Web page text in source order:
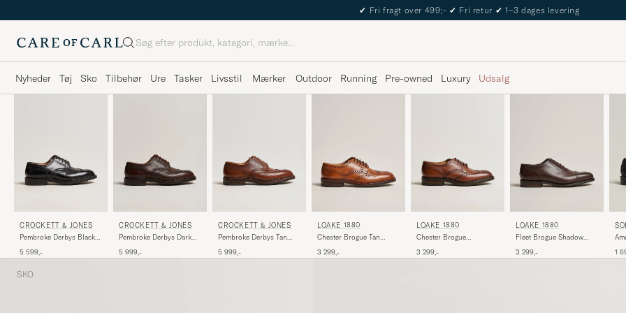
✔ Fri fragt over 499;- ✔ Fri retur ✔ 1–3 dages levering
Søg
Nyheder Tøj Sko Tilbehør Ure Tasker Livsstil Mærker Outdoor Running Pre-owned Luxury Udsalg
CROCKETT & JONES
Pembroke Derbys Black
5 599,-
CROCKETT & JONES
Pembroke Derbys Dark
5 999,-
CROCKETT & JONES
Pembroke Derbys Tan
5 999,-
LOAKE 1880
Chester Brogue Tan
3 299,-
LOAKE 1880
Chester Brogue
Calf
3 299,-
LOAKE 1880
Fleet Brogue Shadow
3 299,- 1
SKO